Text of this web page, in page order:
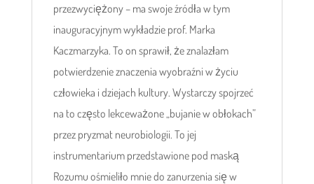
przezwyciężony – ma swoje źródła w tym
inauguracyjnym wykładzie prof. Marka
Kaczmarzyka. To on sprawił, że znalazłam
potwierdzenie znaczenia wyobraźni w życiu
człowieka i dziejach kultury. Wystarczy spojrzeć
na to często lekceważone „bujanie w obłokach”
przez pryzmat neurobiologii. To jej
instrumentarium przedstawione pod maską
Rozumu ośmieliło mnie do zanurzenia się w